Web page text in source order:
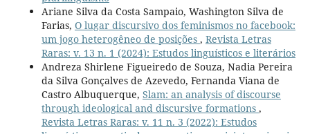
Ariane Silva da Costa Sampaio, Washington Silva de
Farias, O lugar discursivo dos feminismos no facebook:
um jogo heterogêneo de posições , Revista Letras
Raras: v. 13 n. 1 (2024): Estudos linguísticos e literários
Andreza Shirlene Figueiredo de Souza, Nadia Pereira
da Silva Gonçalves de Azevedo, Fernanda Viana de
Castro Albuquerque, Slam: an analysis of discourse
through ideological and discursive formations ,
Revista Letras Raras: v. 11 n. 3 (2022): Estudos